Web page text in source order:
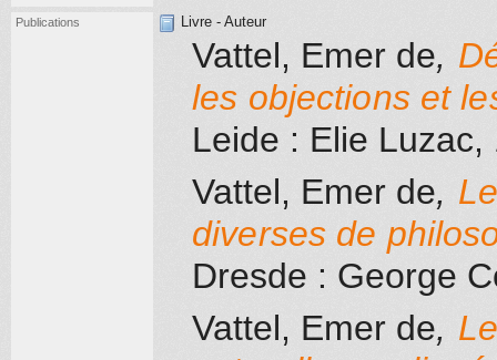
Publications Livre - Auteur
Vattel, Emer de,
les objections et
Leide : Elie Luzac,
Vattel, Emer de,
diverses de
Dresde : George
Vattel, Emer de,